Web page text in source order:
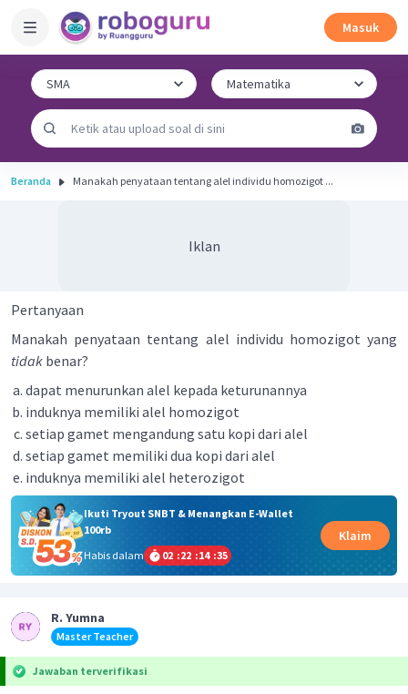
Masuk
Beranda Manakah penyataan tentang alel individu homozigot ...
Iklan
Pertanyaan
Manakah penyataan tentang alel individu homozigot yang
tidak benar?
dapat menurunkan alel kepada keturunannya
induknya memiliki alel homozigot
setiap gamet mengandung satu kopi dari alel
setiap gamet memiliki dua kopi dari alel
induknya memiliki alel heterozigot
Ikuti Tryout SNBT & Menangkan E-Wallet
100rb
Habis dalam
02 :22 :14 :35
Klaim
R. Yumna
Master Teacher
Jawaban terverifikasi